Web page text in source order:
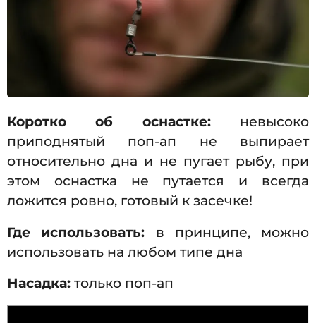
Коротко об оснастке:невысоко
приподнятый поп-ап не выпирает
относительно дна и не пугает рыбу, при
этом оснастка не путается и всегда
ложится ровно, готовый к засечке!
Где использовать: в принципе, можно
использовать на любом типе дна
Насадка: только поп-ап